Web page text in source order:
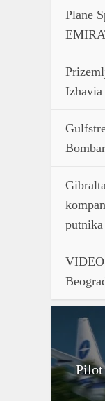
Plane
Izhavia
putnika
Pilot